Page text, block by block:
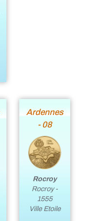
Ardennes
- 08
Rocroy
Rocroy -
1555
Ville Etoile